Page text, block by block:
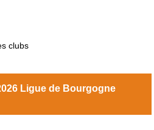
clubs
Ligue de Bourgogne